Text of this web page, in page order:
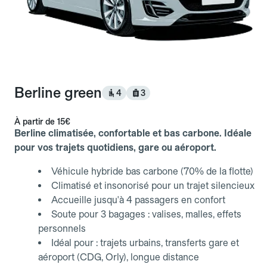
Berline green 4 3
À partir de 15€
Berline climatisée, confortable et bas carbone. Idéale
pour vos trajets quotidiens, gare ou aéroport.
Véhicule hybride bas carbone (70% de la flotte)
Climatisé et insonorisé pour un trajet silencieux
Accueille jusqu'à 4 passagers en confort
Soute pour 3 bagages : valises, malles, effets
personnels
Idéal pour : trajets urbains, transferts gare et
aéroport (CDG, Orly), longue distance